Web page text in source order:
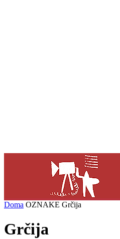
Doma OZNAKE Grčija
Grčija